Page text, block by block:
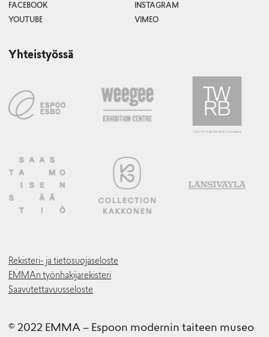
FACEBOOK
INSTAGRAM
YOUTUBE
VIMEO
Yhteistyössä
Rekisteri- ja tietosuojaseloste
EMMAn työnhakijarekisteri
Saavutettavuusseloste
© 2022 EMMA – Espoon modernin taiteen museo